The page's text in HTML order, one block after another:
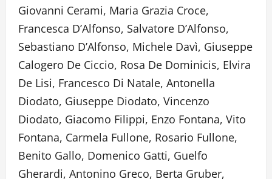
Giovanni Cerami, Maria Grazia Croce,
Francesca D’Alfonso, Salvatore D’Alfonso,
Sebastiano D’Alfonso, Michele Davì, Giuseppe
Calogero De Ciccio, Rosa De Dominicis, Elvira
De Lisi, Francesco Di Natale, Antonella
Diodato, Giuseppe Diodato, Vincenzo
Diodato, Giacomo Filippi, Enzo Fontana, Vito
Fontana, Carmela Fullone, Rosario Fullone,
Benito Gallo, Domenico Gatti, Guelfo
Gherardi, Antonino Greco, Berta Gruber,